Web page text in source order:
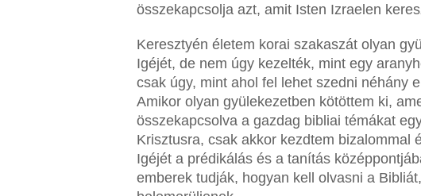
összekapcsolja azt, amit Isten Izraelen
Keresztyén életem korai szakaszát olyan
Igéjét, de nem úgy kezelték, mint egy
csak úgy, mint ahol fel lehet szedni néhány
Amikor olyan gyülekezetben kötöttem ki,
összekapcsolva a gazdag bibliai témákat
Krisztusra, csak akkor kezdtem bizalommal
Igéjét a prédikálás és a tanítás
emberek tudják, hogyan kell olvasni a